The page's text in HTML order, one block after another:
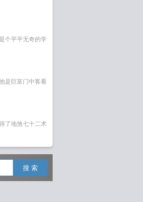
个平平无奇的学
是巨富门中客看
了地煞七十二术
搜 索